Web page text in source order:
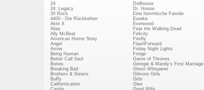
24
24: Legacy
30 Rock
4400 - Die Rückkehrer
Akte X
Alias
Ally McBeal
American Horror Story
Angel
Arrow
Being Human
Better Call Saul
Bones
Breaking Bad
Brothers & Sisters
Buffy
Californication
Castle
Dollhouse
Dr. House
Eine himmlische Familie
Eureka
Everwood
Fear the Walking Dead
Felicity
Firefly
FlashForward
Friday Night Lights
Fringe
Game of Thrones
Georgie & Mandy's First Marriage
Ghost Whisperer
Gilmore Girls
Girls
Glee
Good Wife